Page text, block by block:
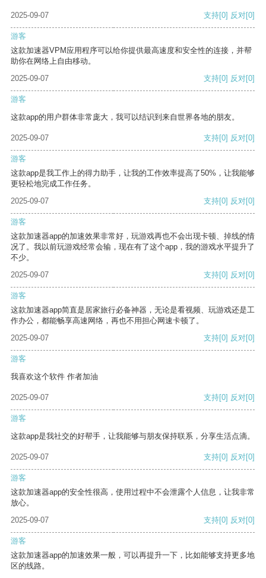
2025-09-07 支持[0] 反对[0]
游客
这款加速器VPM应用程序可以给你提供最高速度和安全性的连接，并帮
助你在网络上自由移动。
2025-09-07
支持[0] 反对[0]
游客
这款app的用户群体非常庞大，我可以结识到来自世界各地的朋友。
2025-09-07 支持[0] 反对[0]
游客
这款app是我工作上的得力助手，让我的工作效率提高了50%，让我能够
更轻松地完成工作任务。
2025-09-07
支持[0] 反对[0]
游客
这款加速器app的加速效果非常好，玩游戏再也不会出现卡顿、掉线的情
况了。我以前玩游戏经常会输，现在有了这个app，我的游戏水平提升了
不少。
2025-09-07
支持[0] 反对[0]
游客
这款加速器app简直是居家旅行必备神器，无论是看视频、玩游戏还是工
作办公，都能畅享高速网络，再也不用担心网速卡顿了。
2025-09-07
支持[0] 反对[0]
游客
我喜欢这个软件 作者加油
2025-09-07 支持[0] 反对[0]
游客
这款app是我社交的好帮手，让我能够与朋友保持联系，分享生活点滴。
2025-09-07 支持[0] 反对[0]
游客
这款加速器app的安全性很高，使用过程中不会泄露个人信息，让我非常
放心。
2025-09-07
支持[0] 反对[0]
游客
这款加速器app的加速效果一般，可以再提升一下，比如能够支持更多地
区的线路。